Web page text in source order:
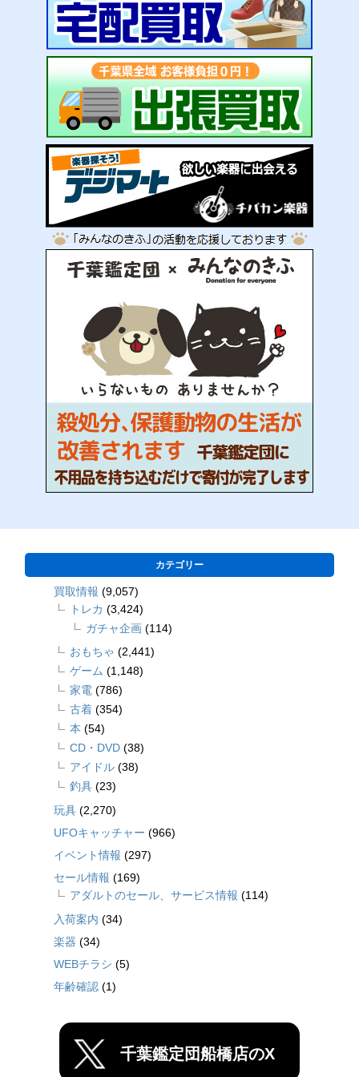
カテゴリー
買取情報 (9,057)
トレカ (3,424)
ガチャ企画 (114)
おもちゃ (2,441)
ゲーム (1,148)
家電 (786)
古着 (354)
本 (54)
CD・DVD (38)
アイドル (38)
釣具 (23)
玩具 (2,270)
UFOキャッチャー (966)
イベント情報 (297)
セール情報 (169)
アダルトのセール、サービス情報 (114)
入荷案内 (34)
楽器 (34)
WEBチラシ (5)
年齢確認 (1)
千葉鑑定団船橋店のX